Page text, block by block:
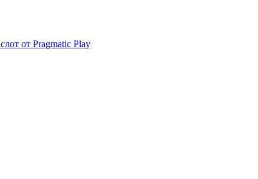
от Pragmatic Play